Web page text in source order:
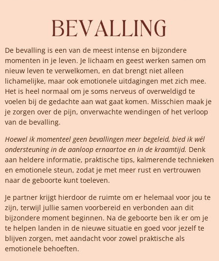
De bevalling is een van de meest intense en bijzondere
momenten in je leven. Je lichaam en geest werken samen om
nieuw leven te verwelkomen, en dat brengt niet alleen
lichamelijke, maar ook emotionele uitdagingen met zich mee.
Het is heel normaal om je soms nerveus of overweldigd te
voelen bij de gedachte aan wat gaat komen. Misschien maak je
je zorgen over de pijn, onverwachte wendingen of het verloop
van de bevalling.
Hoewel ik momenteel geen bevallingen meer begeleid, bied ik wél
ondersteuning in de aanloop ernaartoe en in de kraamtijd. Denk
aan heldere informatie, praktische tips, kalmerende technieken
en emotionele steun, zodat je met meer rust en vertrouwen
naar de geboorte kunt toeleven.
Je partner krijgt hierdoor de ruimte om er helemaal voor jou te
zijn, terwijl jullie samen voorbereid en verbonden aan dit
bijzondere moment beginnen. Na de geboorte ben ik er om je
te helpen landen in de nieuwe situatie en goed voor jezelf te
blijven zorgen, met aandacht voor zowel praktische als
emotionele behoeften.